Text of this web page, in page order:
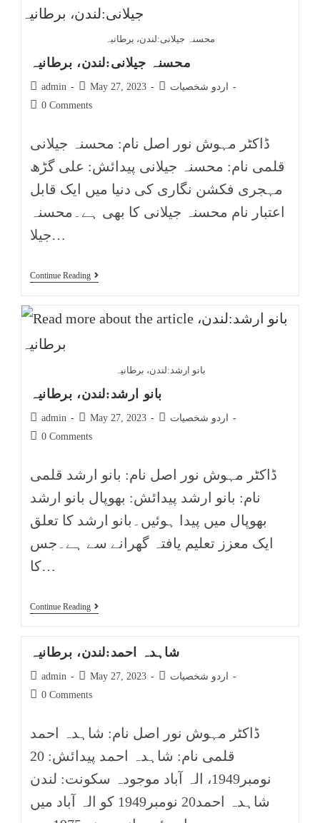
محسنہ جیلانی:لندن، برطانیہ
محسنہ جیلانی:لندن، برطانیہ
admin May 27, 2023
اردو شخصیات
0 Comments
ڈاکٹر مہوش نور اصل نام: محسنہ جیلانی
قلمی نام: محسنہ جیلانی پیدائش: علی گڑھ
مہجری فکشن نگاری کی دنیا میں ایک قابل
اعتبار نام محسنہ جیلانی کا بھی ہے۔محسنہ
جیلا…
Continue Reading
بانو ارشد:لندن، برطانیہ
بانو ارشد:لندن، برطانیہ
admin May 27, 2023
اردو شخصیات
0 Comments
ڈاکٹر مہوش نور اصل نام: بانو ارشد قلمی
نام: بانو ارشد پیدائش: بھوپال بانو ارشد
بھوپال میں پیدا ہوئیں۔بانو ارشد کا تعلق
ایک معزز تعلیم یافتہ گھرانے سے ہے۔جس
کا…
Continue Reading
شاہدہ احمد:لندن، برطانیہ
admin May 27, 2023
اردو شخصیات
0 Comments
ڈاکٹر مہوش نور اصل نام: شاہدہ احمد
قلمی نام: شاہدہ احمد پیدائش: 20
نومبر1949، الہ آباد موجودہ سکونت: لندن
شاہدہ احمد20 نومبر1949 کو الہ آباد میں